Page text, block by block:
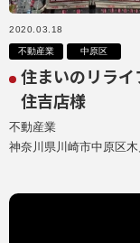
2020.03.18
不動産業 中原区
住まいのリラ
住吉店様
不動産業
神奈川県川崎市中原区木